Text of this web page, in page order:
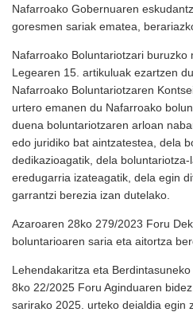
Nafarroako Gobernuaren
goresmen sariak ematea,
Nafarroako Boluntariotzari
Legearen 15. artikuluak ezartzen
Nafarroako Boluntariotzaren
urtero emanen du Nafarroako
duena boluntariotzaren arloan
edo juridiko bat aintzatestea, dela
dedikazioagatik, dela
eredugarria izateagatik, dela egin
garrantzi berezia izan dutelako.
Azaroaren 28ko 279/2023 Foru
boluntarioaren saria eta aitortza
Lehendakaritza eta
8ko 22/2025 Foru Aginduaren
sarirako 2025. urteko deialdia egin